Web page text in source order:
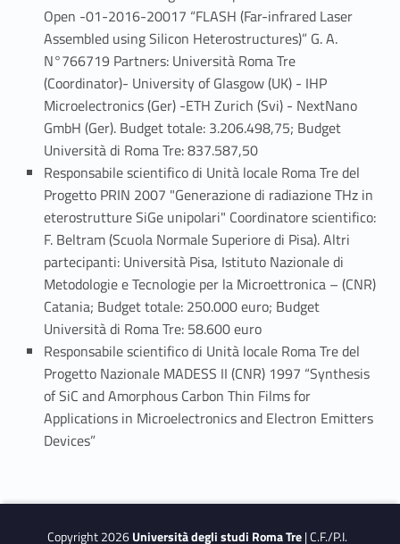
Open -01-2016-20017 “FLASH (Far-infrared Laser
Assembled using Silicon Heterostructures)” G. A.
N°766719 Partners: Università Roma Tre
(Coordinator)- University of Glasgow (UK) - IHP
Microelectronics (Ger) -ETH Zurich (Svi) - NextNano
GmbH (Ger). Budget totale: 3.206.498,75; Budget
Università di Roma Tre: 837.587,50
Responsabile scientifico di Unità locale Roma Tre del
Progetto PRIN 2007 "Generazione di radiazione THz in
eterostrutture SiGe unipolari" Coordinatore scientifico:
F. Beltram (Scuola Normale Superiore di Pisa). Altri
partecipanti: Università Pisa, Istituto Nazionale di
Metodologie e Tecnologie per la Microettronica – (CNR)
Catania; Budget totale: 250.000 euro; Budget
Università di Roma Tre: 58.600 euro
Responsabile scientifico di Unità locale Roma Tre del
Progetto Nazionale MADESS II (CNR) 1997 “Synthesis
of SiC and Amorphous Carbon Thin Films for
Applications in Microelectronics and Electron Emitters
Devices”
Copyright 2026Università degli studi Roma Tre| C.F./P.I.